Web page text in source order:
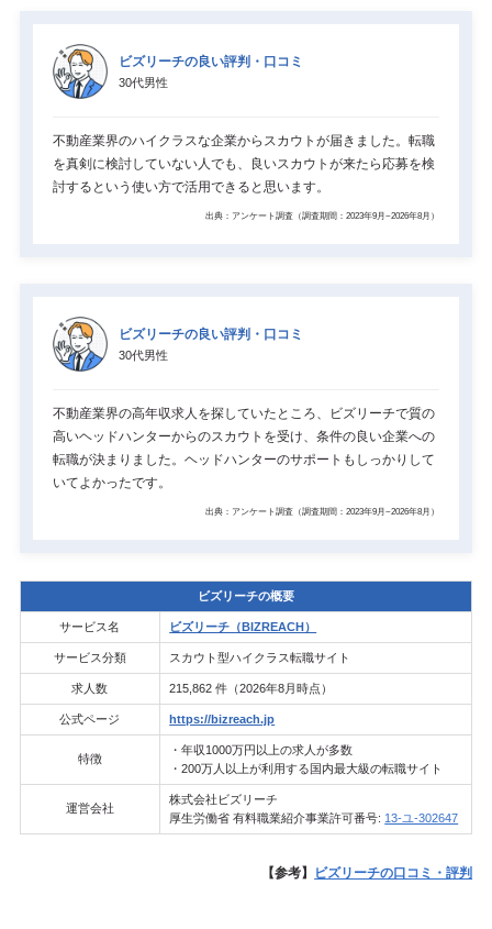
ビズリーチの良い評判・口コミ
30代男性
不動産業界のハイクラスな企業からスカウトが届きました。転職
を真剣に検討していない人でも、良いスカウトが来たら応募を検
討するという使い方で活用できると思います。
出典：アンケート調査（調査期間：2023年9月~2026年8月）
ビズリーチの良い評判・口コミ
30代男性
不動産業界の高年収求人を探していたところ、ビズリーチで質の
高いヘッドハンターからのスカウトを受け、条件の良い企業への
転職が決まりました。ヘッドハンターのサポートもしっかりして
いてよかったです。
出典：アンケート調査（調査期間：2023年9月~2026年8月）
ビズリーチの概要
サービス名 ビズリーチ（BIZREACH）
サービス分類 スカウト型ハイクラス転職サイト
求人数 215,862 件（2026年8月時点）
公式ページ https://bizreach.jp
特徴
・年収1000万円以上の求人が多数
・200万人以上が利用する国内最大級の転職サイト
運営会社
株式会社ビズリーチ
厚生労働省 有料職業紹介事業許可番号: 13-ユ-302647
【参考】 ビズリーチの口コミ・評判